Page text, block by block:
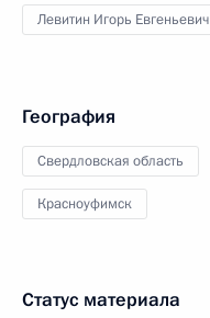
Левитин Игорь Евгеньевич
География
Свердловская область
Красноуфимск
Статус материала